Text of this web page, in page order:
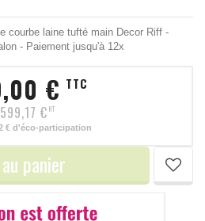
courbe laine tufté main Decor Riff -
- Paiement jusqu'à 12x
€ TTC
599,17 € HT
€ d'éco-participation
panier